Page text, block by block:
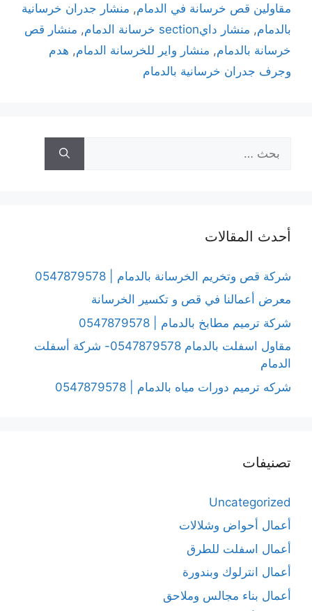
مقاولين قص خرسانة في الدمام, منشار جدران خرسانية
بالدمام, منشار دايsection خرسانة الدمام , منشار قص
خرسانة بالدمام, منشار واير للخرسانة الدمام, هدم
وجرف جدران خرسانية بالدمام
أحدث المقالات
شركة قص وتخريم الخرسانة بالدمام | 0547879578
معرض أعمالنا في قص و تكسير الخرسانة
شركة ترميم مطابخ بالدمام | 0547879578
مقاول اسفلت بالدمام 0547879578- شركة أسفلت
الدمام
شركه ترميم دورات مياه بالدمام | 0547879578
تصنيفات
Uncategorized
أعمال أحواض وشلالات
أعمال اسفلت للطرق
أعمال انترلوك وبندورة
أعمال بناء مجالس وملاحق